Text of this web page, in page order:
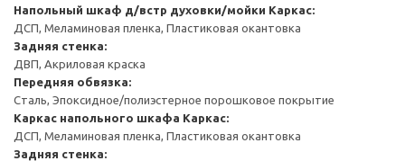
Напольный шкаф д/встр духовки/мойки Каркас:
ДСП, Меламиновая пленка, Пластиковая окантовка
Задняя стенка:
ДВП, Акриловая краска
Передняя обвязка:
Сталь, Эпоксидное/полиэстерное порошковое покрытие
Каркас напольного шкафа Каркас:
ДСП, Меламиновая пленка, Пластиковая окантовка
Задняя стенка: